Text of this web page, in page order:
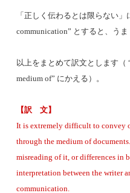
「正しく伝わるとは限らない
communication” とすると、うま
以上をまとめて訳文とします（
medium of” にかえる）。
【訳 文】
It is extremely difficult to convey
through the medium of
misreading of it, or differences in
interpretation between the writer
communication.